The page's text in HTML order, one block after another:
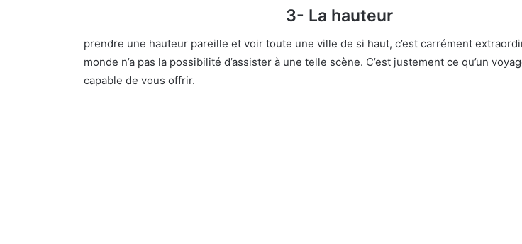
3- La hauteur
prendre une hauteur pareille et voir toute une ville de si haut, c’est carrément
monde n’a pas la possibilité d’assister à une telle scène. C’est justement ce qu’un
capable de vous offrir.